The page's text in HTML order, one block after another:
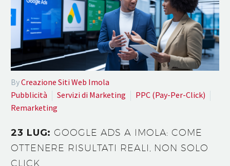
ByCreazione Siti Web Imola
Pubblicità
Servizi di Marketing
PPC (Pay-Per-Click)
Remarketing
23 LUG:GOOGLE ADS A IMOLA: COME
OTTENERE RISULTATI REALI, NON SOLO
CLICK